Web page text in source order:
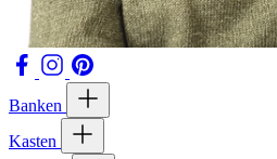
Banken
Kasten